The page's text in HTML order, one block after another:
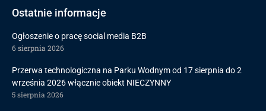
Ostatnie informacje
Ogłoszenie o pracę social media B2B
6 sierpnia 2026
Przerwa technologiczna na Parku Wodnym od 17 sierpnia do 2
września 2026 włącznie obiekt NIECZYNNY
5 sierpnia 2026